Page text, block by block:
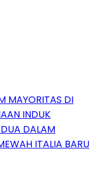
MAYORITAS DI
INDUK
DALAM
ITALIA BARU